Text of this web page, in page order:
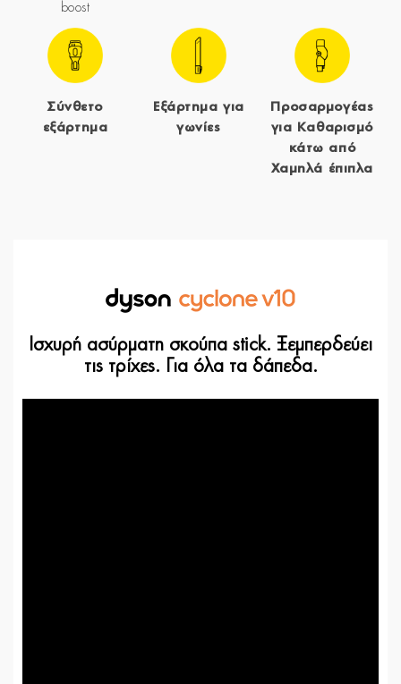
boost
Σύνθετο
εξάρτημα
Εξάρτημα για
γωνίες
Προσαρμογέας
για Καθαρισμό
κάτω από
Χαμηλά έπιπλα
Ισχυρή ασύρματη σκούπα stick. Ξεμπερδεύει
τις τρίχες. Για όλα τα δάπεδα.